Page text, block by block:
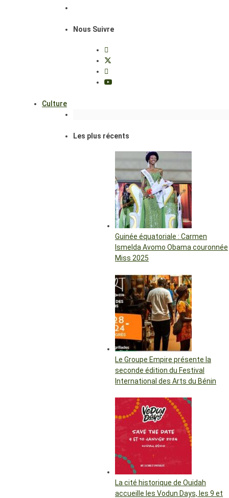
Nous Suivre
Culture
Les plus récents
Guinée équatoriale : Carmen
Ismelda Avomo Obama couronnée
Miss 2025
Le Groupe Empire présente la
seconde édition du Festival
International des Arts du Bénin
La cité historique de Ouidah
accueille les Vodun Days, les 9 et